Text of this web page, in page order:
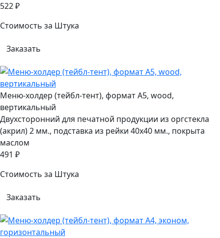
522 ₽
Стоимость за Штука
Заказать
Меню-холдер (тейбл-тент), формат А5, wood,
вертикальный
Двухсторонний для печатной продукции из оргстекла
(акрил) 2 мм., подставка из рейки 40х40 мм., покрыта
маслом
491 ₽
Стоимость за Штука
Заказать